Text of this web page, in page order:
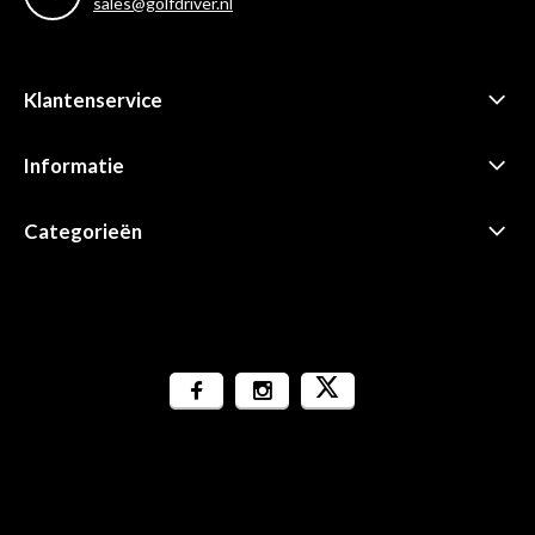
Klantenservice
Informatie
Categorieën